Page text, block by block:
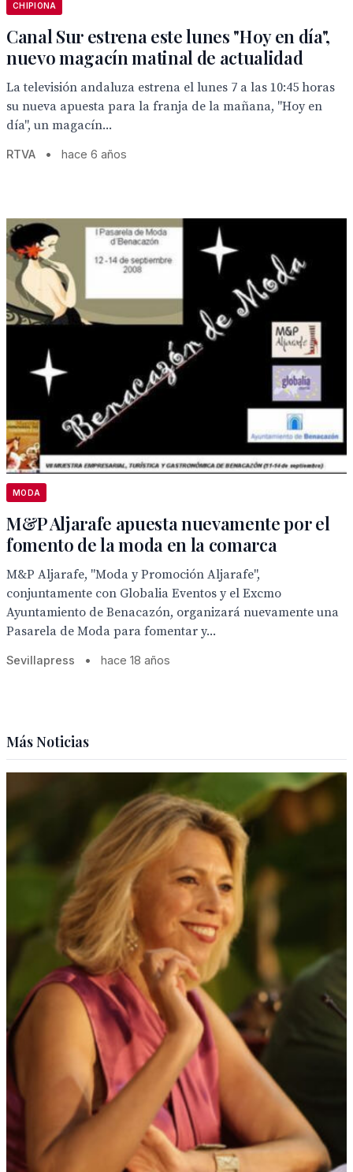
CHIPIONA
Canal Sur estrena este lunes "Hoy en día",
nuevo magacín matinal de actualidad
La televisión andaluza estrena el lunes 7 a las 10:45 horas
su nueva apuesta para la franja de la mañana, "Hoy en
día", un magacín...
RTVA • hace 6 años
MODA
M&P Aljarafe apuesta nuevamente por el
fomento de la moda en la comarca
M&P Aljarafe, "Moda y Promoción Aljarafe",
conjuntamente con Globalia Eventos y el Excmo
Ayuntamiento de Benacazón, organizará nuevamente una
Pasarela de Moda para fomentar y...
Sevillapress • hace 18 años
Más Noticias